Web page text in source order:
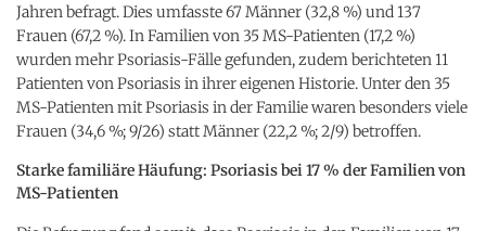
Jahren befragt. Dies umfasste 67 Männer (32,8 %) und 137
Frauen (67,2 %). In Familien von 35 MS-Patienten (17,2 %)
wurden mehr Psoriasis-Fälle gefunden, zudem berichteten 11
Patienten von Psoriasis in ihrer eigenen Historie. Unter den 35
MS-Patienten mit Psoriasis in der Familie waren besonders viele
Frauen (34,6 %; 9/26) statt Männer (22,2 %; 2/9) betroffen.
Starke familiäre Häufung: Psoriasis bei 17 % der Familien von
MS-Patienten